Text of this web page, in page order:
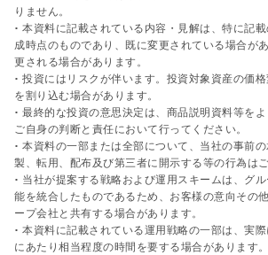
りません。
• 本資料に記載されている内容・見解は、特に記
成時点のものであり、既に変更されている場合が
更される場合があります。
• 投資にはリスクが伴います。投資対象資産の価
を割り込む場合があります。
• 最終的な投資の意思決定は、商品説明資料等を
ご自身の判断と責任において行ってください。
• 本資料の一部または全部について、当社の事前
製、転用、配布及び第三者に開示する等の行為は
• 当社が提案する戦略および運用スキームは、グ
能を統合したものであるため、お客様の意向その
ープ会社と共有する場合があります。
• 本資料に記載されている運用戦略の一部は、実
にあたり相当程度の時間を要する場合があります。